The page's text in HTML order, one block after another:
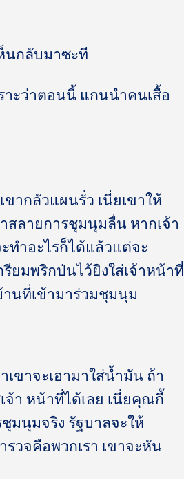
นกลับมาซะที
าะว่าตอนนี้ แกนนำคนเสื้อ
ากลัวแผนรั่ว เนี่ยเขาให้
สลายการชุมนุมลื่น หากเจ้า
ทำอะไรก็ได้แล้วแต่จะ
ยมพริกป่นไว้ยิงใส่เจ้าหน้าที่
นที่เข้ามาร่วมชุมนุม
ขาจะเอามาใส่น้ำมัน ถ้า
จ้า หน้าที่ได้เลย เนี่ยคุณกี้
มนุมจริง รัฐบาลจะให้
วจคือพวกเรา เขาจะหัน